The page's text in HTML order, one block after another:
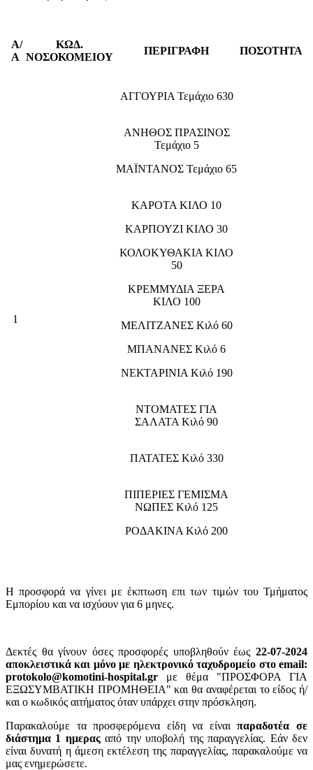
Α/
Α
ΚΩΔ.
ΝΟΣΟΚΟΜΕΙΟΥ
ΠΕΡΙΓΡΑΦΗ ΠΟΣΟΤΗΤΑ
1
ΑΓΓΟΥΡΙΑ Τεμάχιο 630
ΑΝΗΘΟΣ ΠΡΑΣΙΝΟΣ
Τεμάχιο 5
ΜΑΪΝΤΑΝΟΣ Τεμάχιο 65
ΚΑΡΟΤΑ ΚΙΛΟ 10
ΚΑΡΠΟΥΖΙ ΚΙΛΟ 30
ΚΟΛΟΚΥΘΑΚΙΑ ΚΙΛΟ
50
ΚΡΕΜΜΥΔΙΑ ΞΕΡΑ
ΚΙΛΟ 100
ΜΕΛΙΤΖΑΝΕΣ Κιλό 60
ΜΠΑΝΑΝΕΣ Κιλό 6
ΝΕΚΤΑΡΙΝΙΑ Κιλό 190
ΝΤΟΜΑΤΕΣ ΓΙΑ
ΣΑΛΑΤΑ Κιλό 90
ΠΑΤΑΤΕΣ Κιλό 330
ΠΙΠΕΡΙΕΣ ΓΕΜΙΣΜΑ
ΝΩΠΕΣ Κιλό 125
ΡΟΔΑΚΙΝΑ Κιλό 200
Η προσφορά να γίνει με έκπτωση επι των τιμών του Τμήματος
Εμπορίου και να ισχύουν για 6 μηνες.
Δεκτές θα γίνουν όσες προσφορές υποβληθούν έως 22-07-2024
αποκλειστικά και μόνο με ηλεκτρονικό ταχυδρομείο στο email:
protokolo@komotini-hospital.gr με θέμα "ΠΡΟΣΦΟΡΑ ΓΙΑ
ΕΞΩΣΥΜΒΑΤΙΚΗ ΠΡΟΜΗΘΕΙΑ" και θα αναφέρεται το είδος ή/
και ο κωδικός αιτήματος όταν υπάρχει στην πρόσκληση.
Παρακαλούμε τα προσφερόμενα είδη να είναιπαραδοτέα σε
διάστημα 1 ημεραςαπό την υποβολή της παραγγελίας. Εάν δεν
είναι δυνατή η άμεση εκτέλεση της παραγγελίας, παρακαλούμε να
μας ενημερώσετε.